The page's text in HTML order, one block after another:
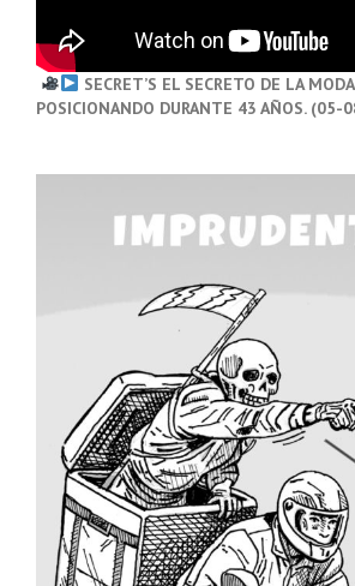
SECRET’S EL SECRETO DE LA
POSICIONANDO DURANTE 43 AÑOS. (05-